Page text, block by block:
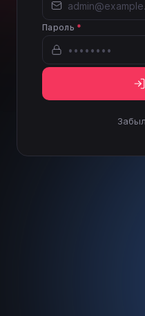
Пароль *